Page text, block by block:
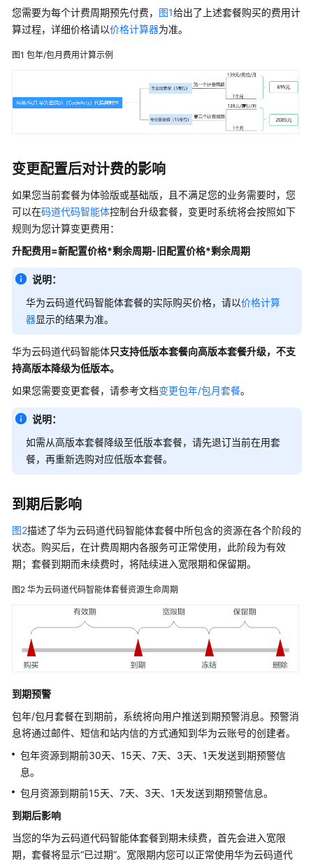
任
共
担
务
议
（SLA）
白
皮
资
源
支
持
区
域
统
权
限
您需要为每个计费周期预先付费， 图1给出了上述套餐购买的费用计
算过程，详细价格请以价格计算器为准。
图1 包年/包月费用计算示例
变更配置后对计费的影响
如果您当前套餐为体验版或基础版，且不满足您的业务需要时，您
可以在码道代码智能体控制台升级套餐，变更时系统将会按照如下
规则为您计算变更费用：
升配费用=新配置价格*剩余周期-旧配置价格*剩余周期
说明：
华为云码道代码智能体套餐的实际购买价格，请以价格计算
器显示的结果为准。
华为云码道代码智能体只支持低版本套餐向高版本套餐升级，不支
持高版本降级为低版本。
如果您需要变更套餐，请参考文档变更包年/包月套餐。
说明：
如需从高版本套餐降级至低版本套餐，请先退订当前在用套
餐，再重新选购对应低版本套餐。
到期后影响
图2描述了华为云码道代码智能体套餐中所包含的资源在各个阶段的
状态。购买后，在计费周期内各服务可正常使用，此阶段为有效
期；套餐到期而未续费时，将陆续进入宽限期和保留期。
图2 华为云码道代码智能体套餐资源生命周期
到期预警
包年/包月套餐在到期前，系统将向用户推送到期预警消息。预警消
息将通过邮件、短信和站内信的方式通知到华为云账号的创建者。
包年资源到期前30天、15天、7天、3天、1天发送到期预警信
息。
包月资源到期前15天、7天、3天、1天发送到期预警信息。
到期后影响
当您的华为云码道代码智能体套餐到期未续费，首先会进入宽限
期，套餐将显示“已过期”。宽限期内您可以正常使用华为云码道代